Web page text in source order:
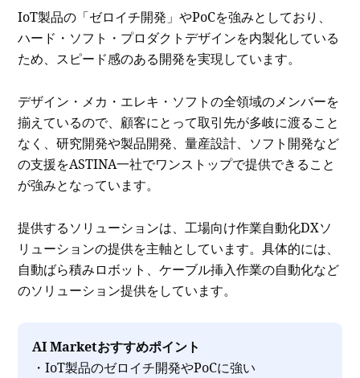
IoT製品の「ゼロイチ開発」やPoCを強みとしており、
ハード・ソフト・プロダクトデザインを内製化している
ため、スピード感のある開発を実現しています。
デザイン・メカ・エレキ・ソフトの全領域のメンバーを
揃えているので、顧客にとって取引先が多岐に渡ること
なく、研究開発や製品開発、量産設計、ソフト開発など
の支援をASTINA一社でワンストップで提供できること
が強みとなっています。
提供するソリューションは、工場向け作業自動化DXソ
リューションの提供を主軸としています。具体的には、
自動ばら積みロボット、ケーブル挿入作業の自動化など
のソリューション提供をしています。
AI Marketおすすめポイント
・IoT製品のゼロイチ開発やPoCに強い